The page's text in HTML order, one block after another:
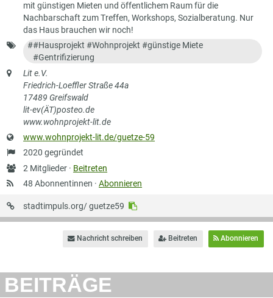
mit günstigen Mieten und öffentlichem Raum für die
Nachbarschaft zum Treffen, Workshops, Sozialberatung. Nur
das Haus brauchen wir noch!
Schlagworte
##Hausprojekt #Wohnprojekt #günstige Miete
#Gentrifizierung
Anschrift
Lit e.V.
Friedrich-Loeffler Straße 44a
17489 Greifswald
lit-ev(ÄT)posteo.de
www.wohnprojekt-lit.de
Website
www.wohnprojekt-lit.de/guetze-59
Gründung
2020 gegründet
Anzahl
Mitglieder
2 Mitglieder · Beitreten
48 Abonnentinnen ·Abonnieren
URL
auf
stadtimpuls.org/ guetze59
Nachricht schreiben Beitreten Abonnieren
BEITRÄGE